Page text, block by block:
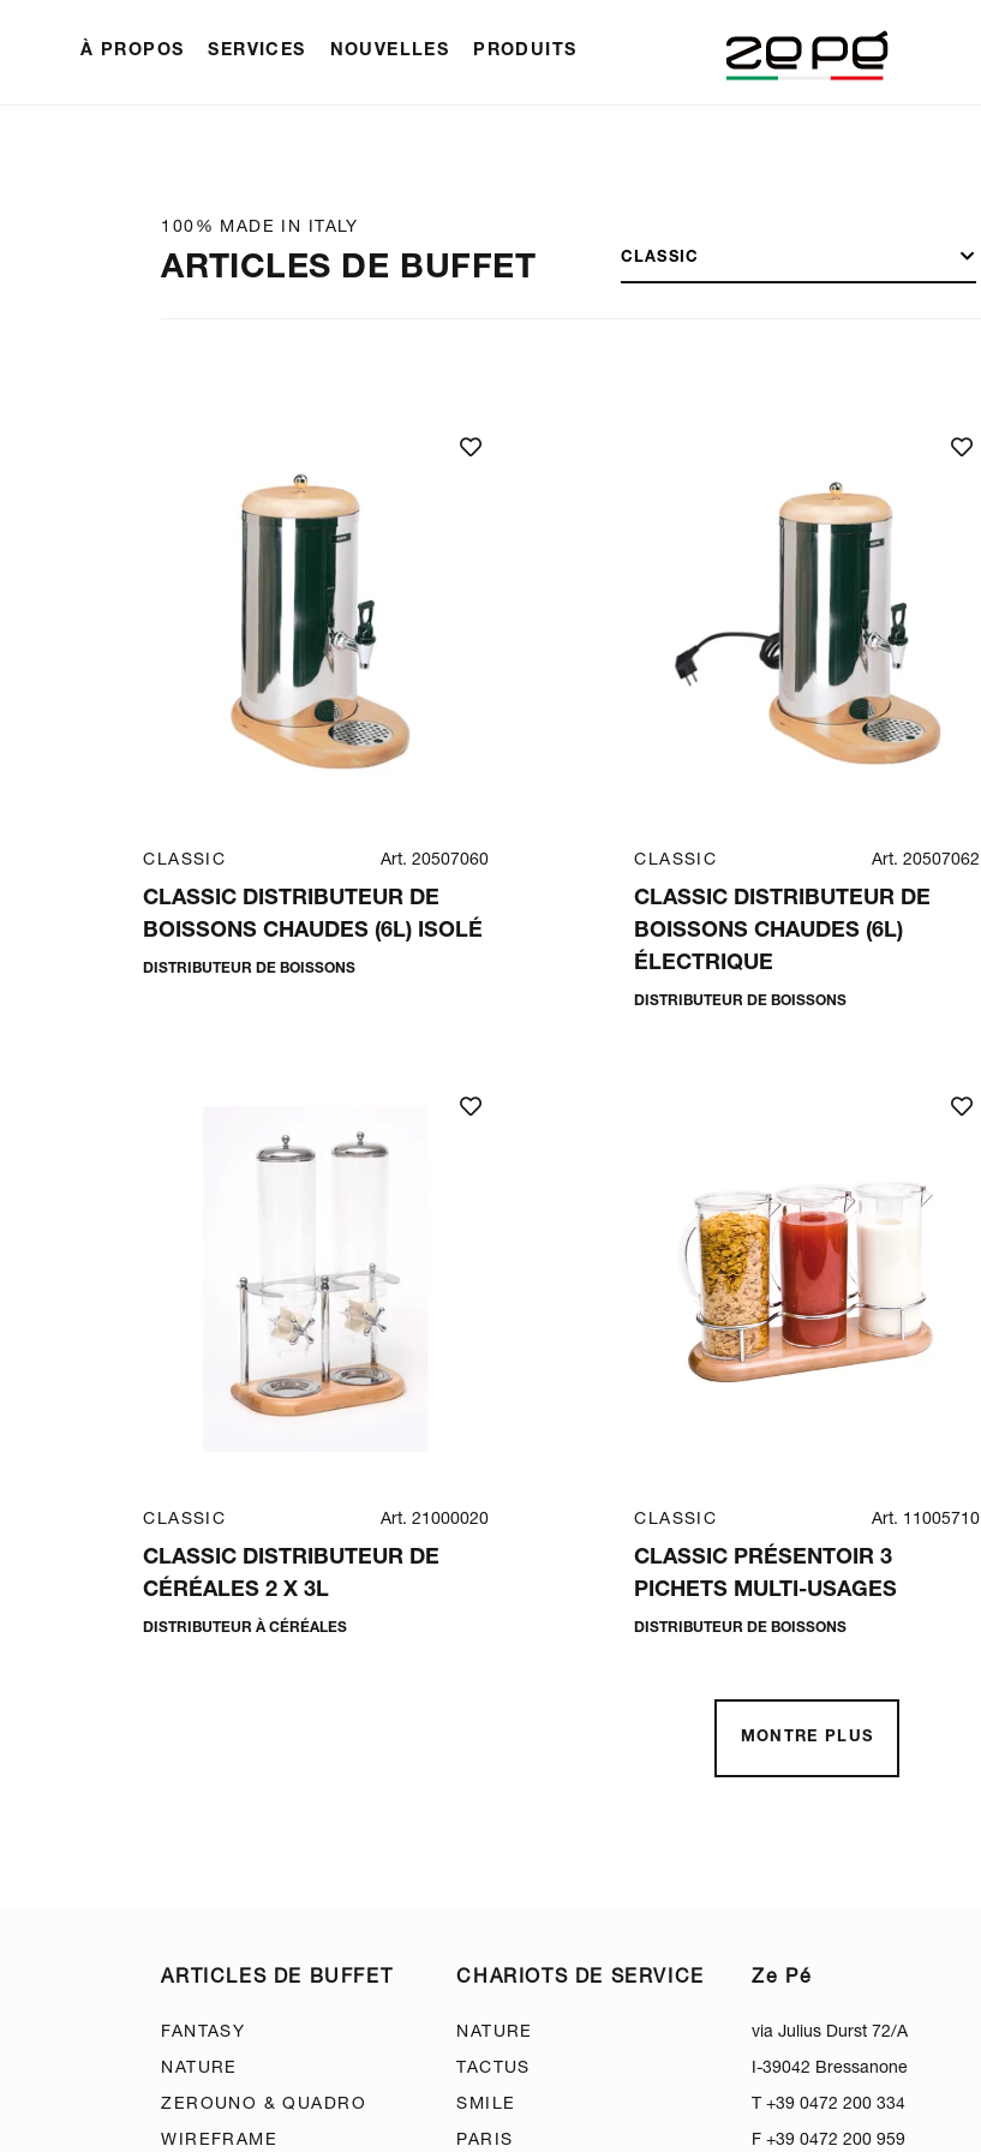
À PROPOS SERVICES NOUVELLES PRODUITS
100% MADE IN ITALY
ARTICLES DE BUFFET CLASSIC
CLASSIC Art. 20507060
CLASSIC DISTRIBUTEUR DE
BOISSONS CHAUDES (6L) ISOLÉ
DISTRIBUTEUR DE BOISSONS
CLASSIC Art. 20507062
CLASSIC DISTRIBUTEUR DE
BOISSONS CHAUDES (6L)
ÉLECTRIQUE
DISTRIBUTEUR DE BOISSONS
CLASSIC Art. 21000020
CLASSIC DISTRIBUTEUR DE
CÉRÉALES 2 X 3L
DISTRIBUTEUR À CÉRÉALES
CLASSIC Art. 11005710
CLASSIC PRÉSENTOIR 3
PICHETS MULTI-USAGES
DISTRIBUTEUR DE BOISSONS
MONTRE PLUS
ARTICLES DE BUFFET
FANTASY
NATURE
ZEROUNO & QUADRO
WIREFRAME
CHARIOTS DE SERVICE
NATURE
TACTUS
SMILE
PARIS
Ze Pé
via Julius Durst 72/A
I-39042 Bressanone
T +39 0472 200 334
F +39 0472 200 959